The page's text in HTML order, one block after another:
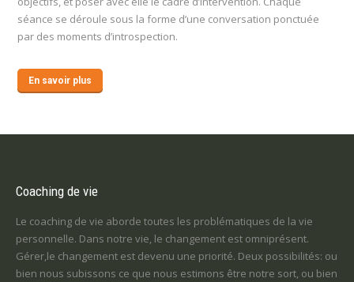
séance se déroule sous la forme d’une conversation ponctuée
par des moments d’introspection.
En savoir plus
Coaching de vie
Le coaching de vie aborde toutes les problématiques de la vie
personnelle. Dans notre vie, le changement est omniprésent.
Gérer,le changement est devenu une priorité. Deux possibilités: ou
bien nous subissons ce que nous estimons être notre sort, ou bien